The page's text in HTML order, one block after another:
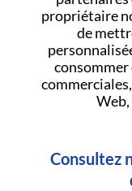
propriétaire
de
consommer
Consultez